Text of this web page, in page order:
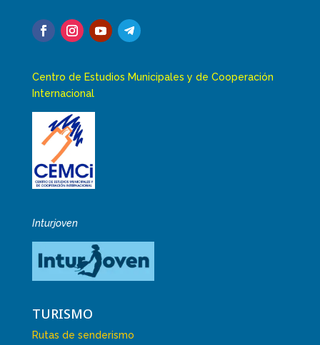
Centro de Estudios Municipales y de Cooperación
Internacional
Inturjoven
TURISMO
Rutas de senderismo